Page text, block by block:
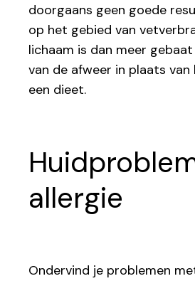
doorgaans geen goede
op het gebied van
lichaam is dan meer
van de afweer in plaats van
een dieet.
allergie
Ondervind je problemen